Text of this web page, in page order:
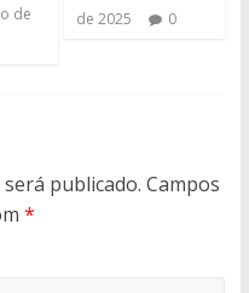
de
de 2025
0
publicado. Campos
*